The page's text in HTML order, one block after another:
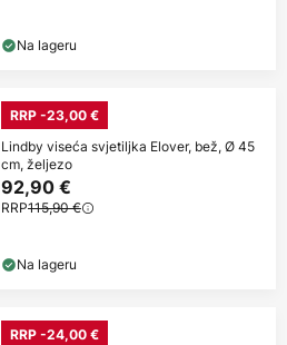
Na lageru
RRP -23,00 €
Lindby viseća svjetiljka Elover, bež, Ø 45
cm, željezo
92,90 €
RRP115,90 €
Na lageru
RRP -24,00 €